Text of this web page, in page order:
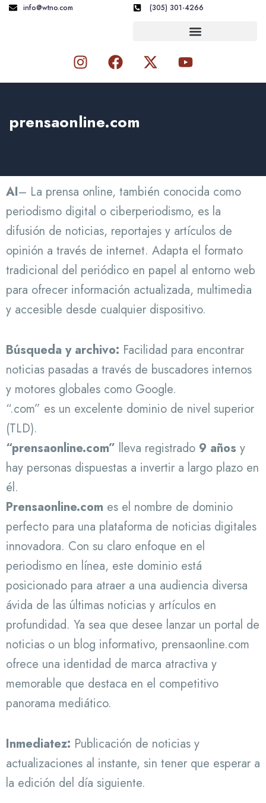
Skip
info@wtno.com (305) 301-4266
I
n
s
a
g
m
F
a
c
o
X
-
t
r
Y
o
u
prensaonline.com
AI– La prensa online, también conocida como
periodismo digital o ciberperiodismo, es la
difusión de noticias, reportajes y artículos de
opinión a través de internet. Adapta el formato
tradicional del periódico en papel al entorno web
para ofrecer información actualizada, multimedia
y accesible desde cualquier dispositivo.
Búsqueda y archivo: Facilidad para encontrar
noticias pasadas a través de buscadores internos
y motores globales como Google.
“.com” es un excelente dominio de nivel superior
(TLD).
“prensaonline.com” lleva registrado 9 años y
hay personas dispuestas a invertir a largo plazo en
él.
Prensaonline.com es el nombre de dominio
perfecto para una plataforma de noticias digitales
innovadora. Con su claro enfoque en el
periodismo en línea, este dominio está
posicionado para atraer a una audiencia diversa
ávida de las últimas noticias y artículos en
profundidad. Ya sea que desee lanzar un portal de
noticias o un blog informativo, prensaonline.com
ofrece una identidad de marca atractiva y
memorable que destaca en el competitivo
panorama mediático.
Inmediatez: Publicación de noticias y
actualizaciones al instante, sin tener que esperar a
la edición del día siguiente.